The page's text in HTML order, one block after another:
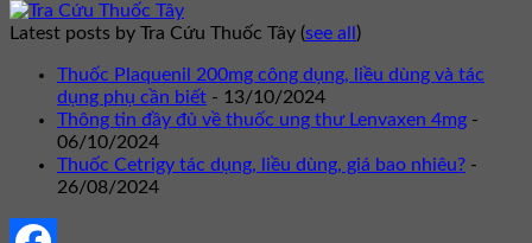
Latest posts by Tra Cứu Thuốc Tây (see all )
Thuốc Plaquenil 200mg công dụng, liều dùng và tác
dụng phụ cần biết - 13/10/2024
Thông tin đầy đủ về thuốc ung thư Lenvaxen 4mg -
06/10/2024
Thuốc Cetrigy tác dụng, liều dùng, giá bao nhiêu? -
26/08/2024